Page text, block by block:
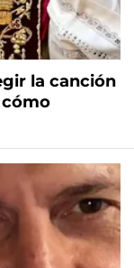
la canción
cómo